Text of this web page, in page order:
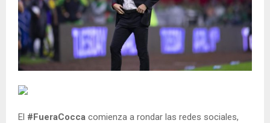
El #FueraCocca comienza a rondar las redes sociales,